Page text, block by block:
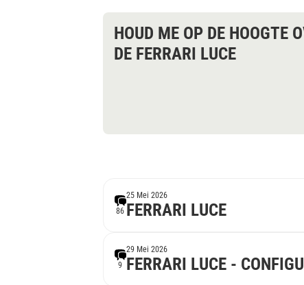
HOUD ME OP DE HOOGTE
DE FERRARI LUCE
86FERRARI LUCE
25 Mei 2026
9 FERRARI LUCE -
29 Mei 2026